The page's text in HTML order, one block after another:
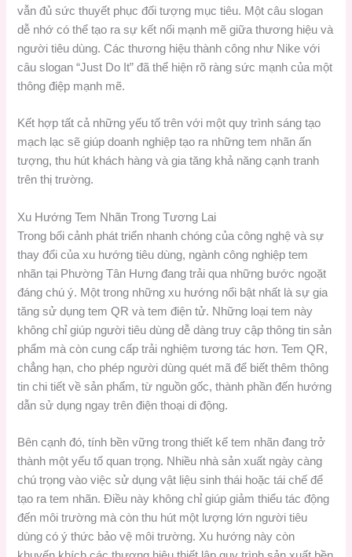
vẫn đủ sức thuyết phục đối tượng mục tiêu. Một câu slogan
dễ nhớ có thể tạo ra sự kết nối mạnh mẽ giữa thương hiệu và
người tiêu dùng. Các thương hiệu thành công như Nike với
câu slogan “Just Do It” đã thể hiện rõ ràng sức mạnh của một
thông điệp mạnh mẽ.
Kết hợp tất cả những yếu tố trên với một quy trình sáng tạo
mạch lạc sẽ giúp doanh nghiệp tạo ra những tem nhãn ấn
tượng, thu hút khách hàng và gia tăng khả năng cạnh tranh
trên thị trường.
Xu Hướng Tem Nhãn Trong Tương Lai
Trong bối cảnh phát triển nhanh chóng của công nghệ và sự
thay đổi của xu hướng tiêu dùng, ngành công nghiệp tem
nhãn tại Phường Tân Hưng đang trải qua những bước ngoặt
đáng chú ý. Một trong những xu hướng nổi bật nhất là sự gia
tăng sử dụng tem QR và tem điện tử. Những loại tem này
không chỉ giúp người tiêu dùng dễ dàng truy cập thông tin sản
phẩm mà còn cung cấp trải nghiệm tương tác hơn. Tem QR,
chẳng hạn, cho phép người dùng quét mã để biết thêm thông
tin chi tiết về sản phẩm, từ nguồn gốc, thành phần đến hướng
dẫn sử dụng ngay trên điện thoại di động.
Bên cạnh đó, tính bền vững trong thiết kế tem nhãn đang trở
thành một yếu tố quan trọng. Nhiều nhà sản xuất ngày càng
chú trọng vào việc sử dụng vật liệu sinh thái hoặc tái chế để
tạo ra tem nhãn. Điều này không chỉ giúp giảm thiểu tác động
đến môi trường mà còn thu hút một lượng lớn người tiêu
dùng có ý thức bảo vệ môi trường. Xu hướng này còn